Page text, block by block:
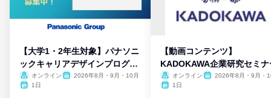
【大学1・2年生対象】パナソニ
ックキャリアデザインプログラ
ム
オンライン
2026年8月・9月・10月
1日
【動画コンテンツ】
KADOKAWA企業研究セミナ
オンライン
2026年8月・9月・
1日